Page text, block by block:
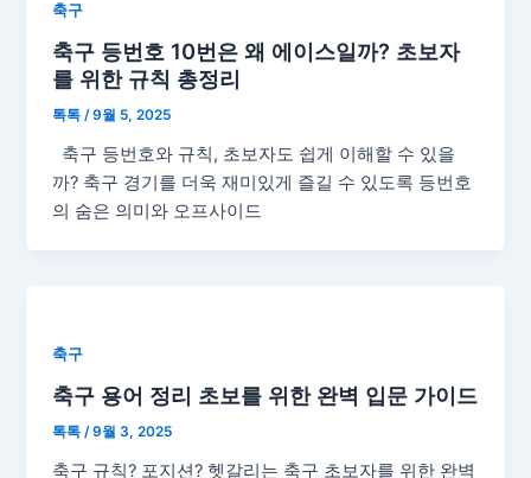
축구
축구 등번호 10번은 왜 에이스일까? 초보자
를 위한 규칙 총정리
톡톡 /9월 5, 2025
축구 등번호와 규칙, 초보자도 쉽게 이해할 수 있을
까? 축구 경기를 더욱 재미있게 즐길 수 있도록 등번호
의 숨은 의미와 오프사이드
축구
축구 용어 정리 초보를 위한 완벽 입문 가이드
톡톡/9월 3, 2025
축구 규칙? 포지션? 헷갈리는 축구 초보자를 위한 완벽